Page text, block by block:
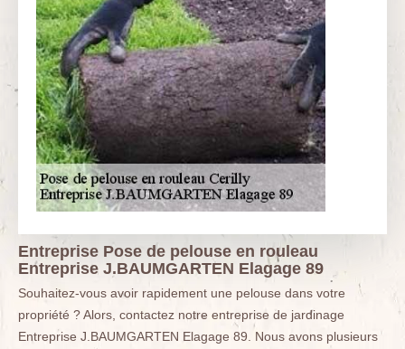
Entreprise Pose de pelouse en rouleau
Entreprise J.BAUMGARTEN Elagage 89
Souhaitez-vous avoir rapidement une pelouse dans votre
propriété ? Alors, contactez notre entreprise de jardinage
Entreprise J.BAUMGARTEN Elagage 89. Nous avons plusieurs